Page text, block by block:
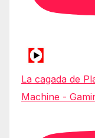
La cagada de
Machine -